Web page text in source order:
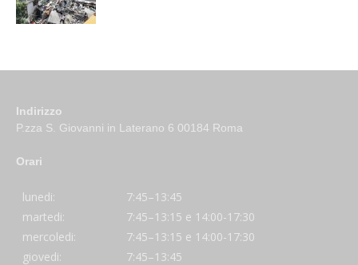
Indirizzo
P.zza S. Giovanni in Laterano 6 00184 Roma
Orari
lunedi:
7:45–13:45
martedi:
7:45–13:15 e 14:00-17:30
mercoledi:
7:45–13:15 e 14:00-17:30
giovedi:
7:45–13:45